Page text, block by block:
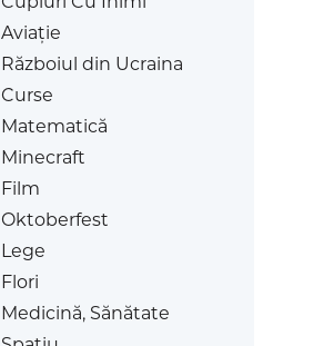
Aviaţie
Războiul din Ucraina
Curse
Matematică
Minecraft
Film
Oktoberfest
Lege
Flori
Medicină, Sănătate